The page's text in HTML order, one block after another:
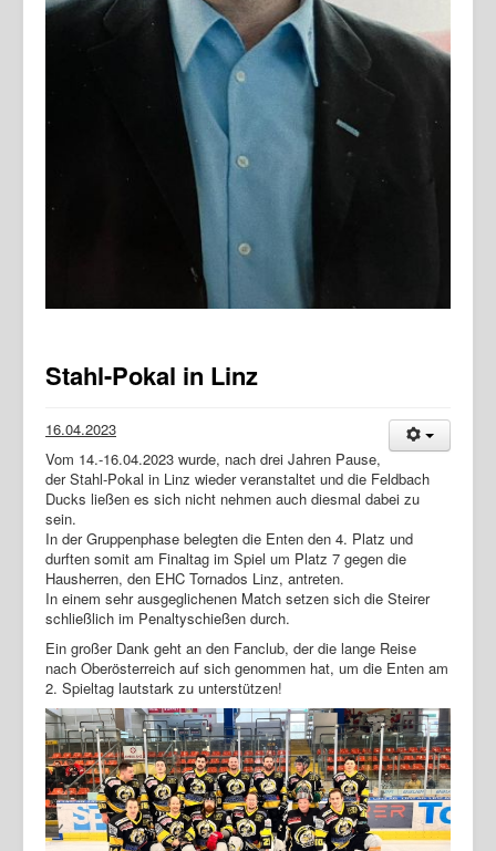
Stahl-Pokal in Linz
16.04.2023
Vom 14.-16.04.2023 wurde, nach drei Jahren Pause,
der Stahl-Pokal in Linz wieder veranstaltet und die Feldbach
Ducks ließen es sich nicht nehmen auch diesmal dabei zu
sein.
In der Gruppenphase belegten die Enten den 4. Platz und
durften somit am Finaltag im Spiel um Platz 7 gegen die
Hausherren, den EHC Tornados Linz, antreten.
In einem sehr ausgeglichenen Match setzen sich die Steirer
schließlich im Penaltyschießen durch.
Ein großer Dank geht an den Fanclub, der die lange Reise
nach Oberösterreich auf sich genommen hat, um die Enten am
2. Spieltag lautstark zu unterstützen!